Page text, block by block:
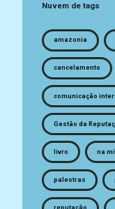
Nuvem de tags
amazonia
cancelamento
comunicação
Gestão da
livro na
palestras